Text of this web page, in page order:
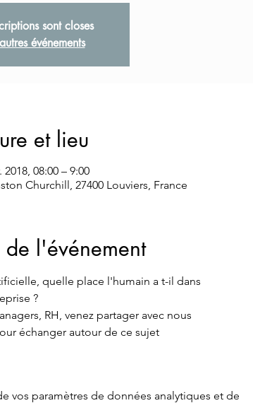
sont closes
événements
et lieu
2018, 08:00 – 9:00
Churchill, 27400 Louviers, France
l'événement
quelle place l'humain a t-il dans
?
RH, venez partager avec nous
échanger autour de ce sujet
vos paramètres de données analytiques et de